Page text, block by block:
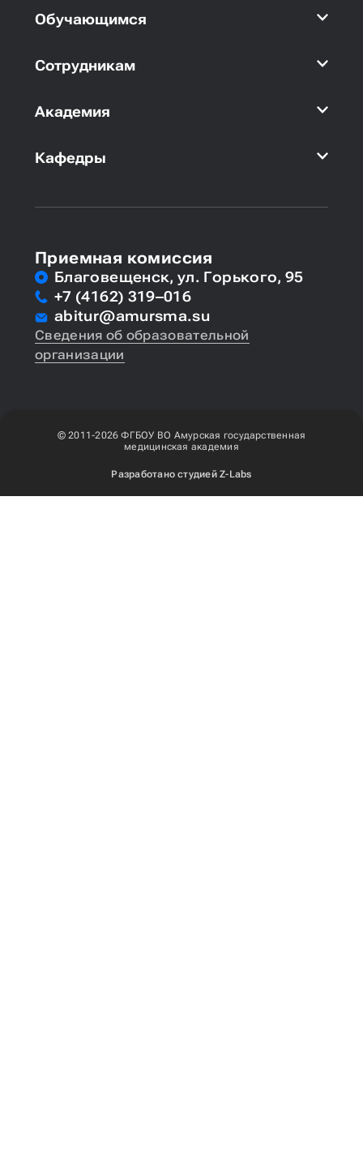
Обучающимся
Сотрудникам
Академия
Кафедры
Приемная комиссия
Благовещенск, ул. Горького, 95
+7 (4162) 319‒016
abitur@amursma.su
Сведения об образовательной
организации
© 2011-2026 ФГБОУ ВО Амурская государственная
медицинская академия
Разработано студиейZ-Labs